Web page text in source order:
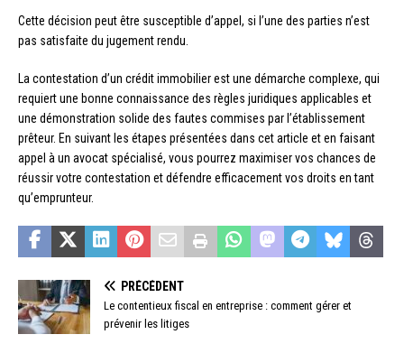
Cette décision peut être susceptible d’appel, si l’une des parties n’est
pas satisfaite du jugement rendu.
La contestation d’un crédit immobilier est une démarche complexe, qui
requiert une bonne connaissance des règles juridiques applicables et
une démonstration solide des fautes commises par l’établissement
prêteur. En suivant les étapes présentées dans cet article et en faisant
appel à un avocat spécialisé, vous pourrez maximiser vos chances de
réussir votre contestation et défendre efficacement vos droits en tant
qu’emprunteur.
PRÉCÉDENT
Le contentieux fiscal en entreprise : comment gérer et
prévenir les litiges